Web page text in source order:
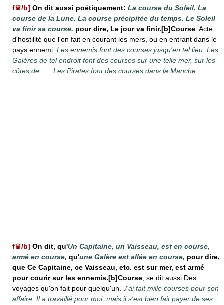
f♛/b] On dit aussi poétiquement: La course du Soleil. La
course de la Lune. La course précipitée du temps. Le Soleil
va finir sa course, pour dire, Le jour va finir.[b]Course . Acte
d'hostilité que l'on fait en courant les mers, ou en entrant dans le
pays ennemi. Les ennemis font des courses jusqu'en tel lieu. Les
Galères de tel endroit font des courses sur une telle mer, sur les
côtes de ..... Les Pirates font des courses dans la Manche
f♛/b] On dit, qu'Un Capitaine, un Vaisseau, est en course,
armé en course, qu'une Galère est allée en course, pour dire,
que Ce Capitaine, ce Vaisseau, etc. est sur mer, est armé
pour courir sur les ennemis.[b]Course , se dit aussi Des
voyages qu'on fait pour quelqu'un. J'ai fait mille courses pour son
affaire. Il a travaillé pour moi, mais il s'est bien fait payer de ses